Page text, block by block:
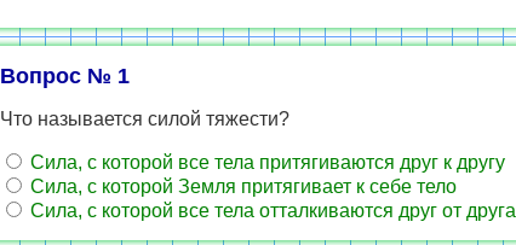
Вопрос № 1
Что называется силой тяжести?
Сила, с которой все тела притягиваются друг к другу
Сила, с которой Земля притягивает к себе тело
Сила, с которой все тела отталкиваются друг от друга